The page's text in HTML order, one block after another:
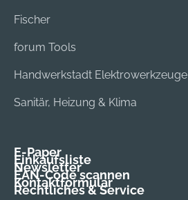
Fischer
forum Tools
Handwerkstadt Elektrowerkzeuge
Sanitär, Heizung & Klima
E-Paper
Einkaufsliste
Newsletter
EAN-Code scannen
Kontaktformular
Rechtliches & Service